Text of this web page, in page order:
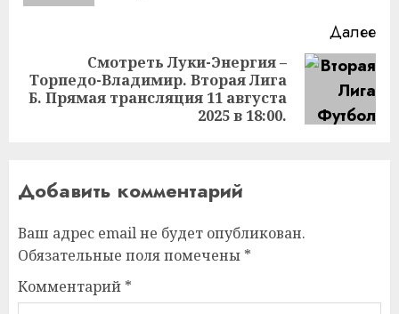
Далее
Следующая
запись:
Смотреть Луки-Энергия –
Торпедо-Владимир. Вторая Лига
Б. Прямая трансляция 11 августа
2025 в 18:00.
Добавить комментарий
Ваш адрес email не будет опубликован.
Обязательные поля помечены *
Комментарий *